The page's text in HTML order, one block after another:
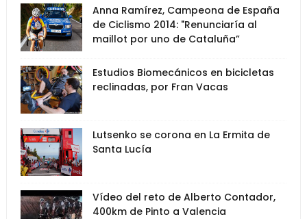
Anna Ramírez, Campeona de España
de Ciclismo 2014: "Renunciaría al
maillot por uno de Cataluña”
Estudios Biomecánicos en bicicletas
reclinadas, por Fran Vacas
Lutsenko se corona en La Ermita de
Santa Lucía
Vídeo del reto de Alberto Contador,
400km de Pinto a Valencia